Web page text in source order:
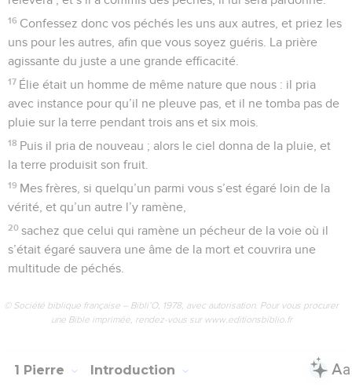
allusions à des faits et des rites de l’ancienne *alliance,
l’exemple de Sara, les histoires de *Noé et d’*Abraham
pourraient faire penser que ces Eglises étaient composées
de chrétiens d’origine juive. Mais quelques expressions du
texte laissent entendre que beaucoup de destinataires
étaient d’origine non-juive, en particulier la formule : « Vous
qui autrefois n’étiez pas son peuple » (2.10).
Le but de la lettre ressort clairement du contenu ; l’apôtre
veut encourager les chrétiens à tenir ferme devant
l’épreuve et la persécution imminente. Des enseignements
sur le sens de la souffrance (1.3-9 et 3.18 à 5.10) encadrent
un développement sur la bonne conduite que doit adopter
le croyant au milieu d’un monde qui lui est hostile.
L’espérance du salut ultime, accompli par Jésus-Christ (1.3-
25), et la certitude que Dieu est souverain sur toute autorité
même s’il est incroyant (3.1-6), les chrétiens à aimer leur